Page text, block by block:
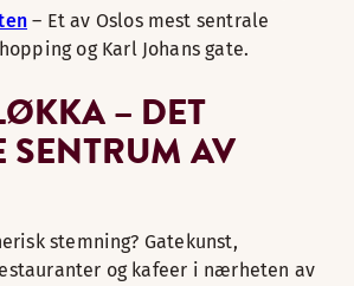
– Et av Oslos mest sentrale
og Karl Johans gate.
– DET
SENTRUM AV
stemning? Gatekunst,
og kafeer i nærheten av